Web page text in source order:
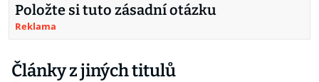
Položte si tuto zásadní otázku
Reklama
Články z jiných titulů